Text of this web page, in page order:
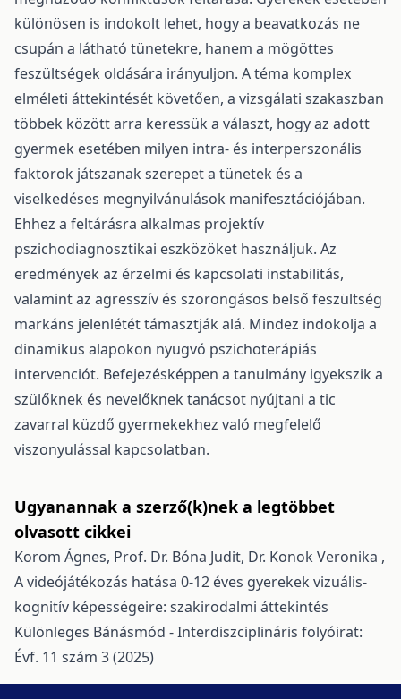
különösen is indokolt lehet, hogy a beavatkozás ne
csupán a látható tünetekre, hanem a mögöttes
feszültségek oldására irányuljon. A téma komplex
elméleti áttekintését követően, a vizsgálati szakaszban
többek között arra keressük a választ, hogy az adott
gyermek esetében milyen intra- és interperszonális
faktorok játszanak szerepet a tünetek és a
viselkedéses megnyilvánulások manifesztációjában.
Ehhez a feltárásra alkalmas projektív
pszichodiagnosztikai eszközöket használjuk. Az
eredmények az érzelmi és kapcsolati instabilitás,
valamint az agresszív és szorongásos belső feszültség
markáns jelenlétét támasztják alá. Mindez indokolja a
dinamikus alapokon nyugvó pszichoterápiás
intervenciót. Befejezésképpen a tanulmány igyekszik a
szülőknek és nevelőknek tanácsot nyújtani a tic
zavarral küzdő gyermekekhez való megfelelő
viszonyulással kapcsolatban.
Ugyanannak a szerző(k)nek a legtöbbet
olvasott cikkei
Korom Ágnes, Prof. Dr. Bóna Judit, Dr. Konok Veronika ,
A videójátékozás hatása 0-12 éves gyerekek vizuális-
kognitív képességeire: szakirodalmi áttekintés
Különleges Bánásmód - Interdiszciplináris folyóirat:
Évf. 11 szám 3 (2025)